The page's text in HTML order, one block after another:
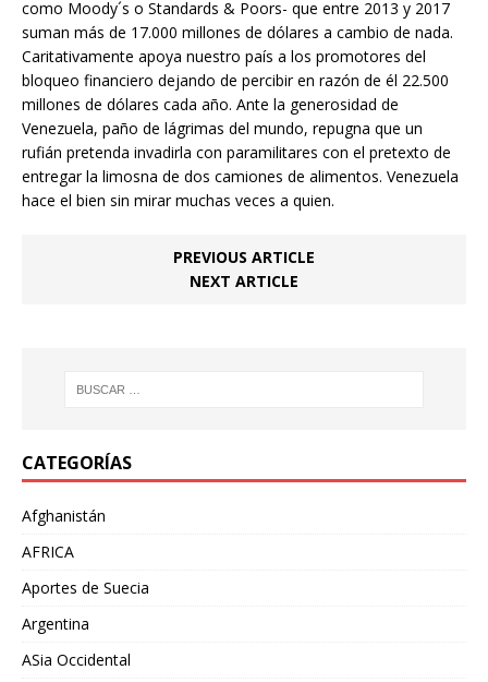
como Moody´s o Standards & Poors- que entre 2013 y 2017
suman más de 17.000 millones de dólares a cambio de nada.
Caritativamente apoya nuestro país a los promotores del
bloqueo financiero dejando de percibir en razón de él 22.500
millones de dólares cada año. Ante la generosidad de
Venezuela, paño de lágrimas del mundo, repugna que un
rufián pretenda invadirla con paramilitares con el pretexto de
entregar la limosna de dos camiones de alimentos. Venezuela
hace el bien sin mirar muchas veces a quien.
PREVIOUS ARTICLE
NEXT ARTICLE
CATEGORÍAS
Afghanistán
AFRICA
Aportes de Suecia
Argentina
ASia Occidental